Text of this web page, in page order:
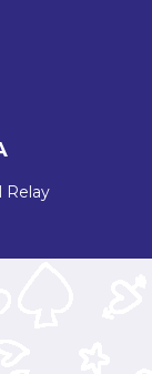
Relay